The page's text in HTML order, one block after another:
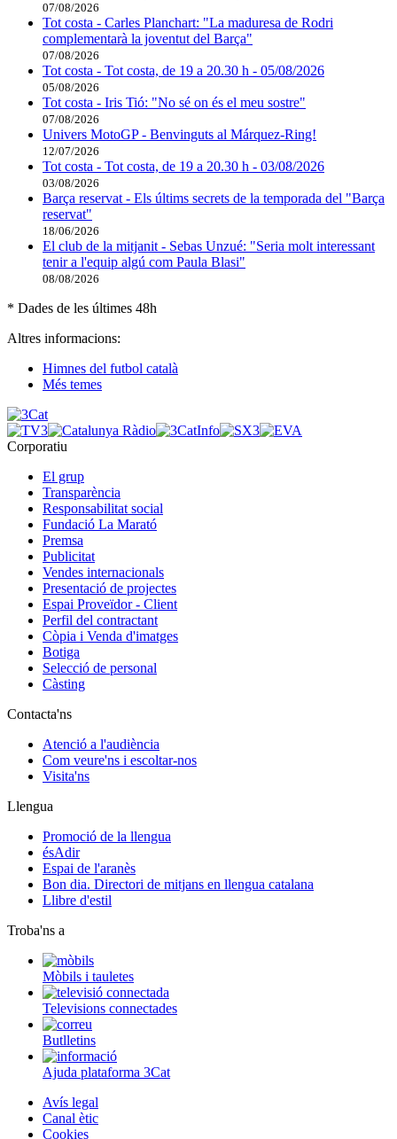
07/08/2026
Tot costa - Carles Planchart: "La maduresa de Rodri
complementarà la joventut del Barça"
07/08/2026
Tot costa - Tot costa, de 19 a 20.30 h - 05/08/2026
05/08/2026
Tot costa - Iris Tió: "No sé on és el meu sostre"
07/08/2026
Univers MotoGP - Benvinguts al Márquez-Ring!
12/07/2026
Tot costa - Tot costa, de 19 a 20.30 h - 03/08/2026
03/08/2026
Barça reservat - Els últims secrets de la temporada del "Barça
reservat"
18/06/2026
El club de la mitjanit - Sebas Unzué: "Seria molt interessant
tenir a l'equip algú com Paula Blasi"
08/08/2026
* Dades de les últimes 48h
Altres informacions:
Himnes del futbol català
Més temes
Corporatiu
El grup
Transparència
Responsabilitat social
Fundació La Marató
Premsa
Publicitat
Vendes internacionals
Presentació de projectes
Espai Proveïdor - Client
Perfil del contractant
Còpia i Venda d'imatges
Botiga
Selecció de personal
Càsting
Contacta'ns
Atenció a l'audiència
Com veure'ns i escoltar-nos
Visita'ns
Llengua
Promoció de la llengua
ésAdir
Espai de l'aranès
Bon dia. Directori de mitjans en llengua catalana
Llibre d'estil
Troba'ns a
Mòbils i tauletes
Televisions connectades
Butlletins
Ajuda plataforma 3Cat
Avís legal
Canal ètic
Cookies